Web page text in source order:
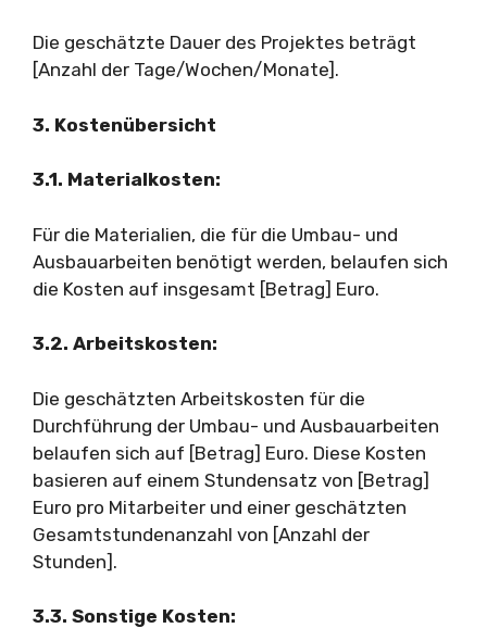
Die geschätzte Dauer des Projektes beträgt
[Anzahl der Tage/Wochen/Monate].
3. Kostenübersicht
3.1. Materialkosten:
Für die Materialien, die für die Umbau- und
Ausbauarbeiten benötigt werden, belaufen sich
die Kosten auf insgesamt [Betrag] Euro.
3.2. Arbeitskosten:
Die geschätzten Arbeitskosten für die
Durchführung der Umbau- und Ausbauarbeiten
belaufen sich auf [Betrag] Euro. Diese Kosten
basieren auf einem Stundensatz von [Betrag]
Euro pro Mitarbeiter und einer geschätzten
Gesamtstundenanzahl von [Anzahl der
Stunden].
3.3. Sonstige Kosten: